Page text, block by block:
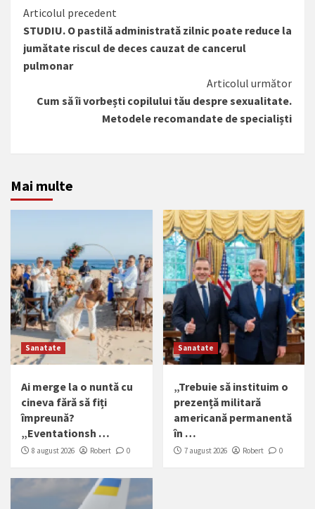
Citește
mai
mult
Articolul precedent
STUDIU. O pastilă administrată zilnic poate reduce la
jumătate riscul de deces cauzat de cancerul
pulmonar
Articolul următor
Cum să îi vorbești copilului tău despre sexualitate.
Metodele recomandate de specialiști
Mai multe
Sanatate
Ai merge la o nuntă cu
cineva fără să fiți
împreună?
„Eventationsh …
8 august 2026 Robert 0
Sanatate
„Trebuie să instituim o
prezență militară
americană permanentă
în …
7 august 2026 Robert 0